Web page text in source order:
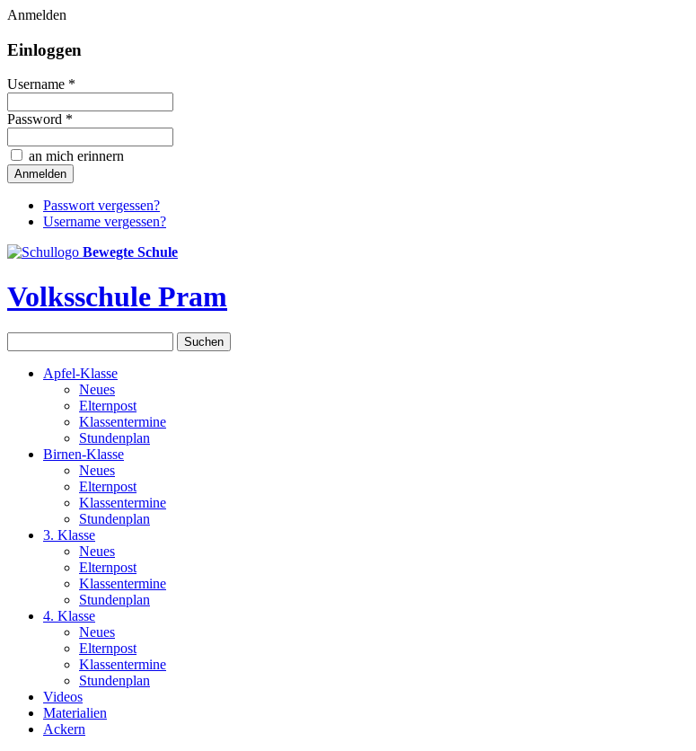
Anmelden
Einloggen
Username *
Password *
an mich erinnern
Passwort vergessen?
Username vergessen?
Bewegte Schule
Volksschule Pram
Apfel-Klasse
Neues
Elternpost
Klassentermine
Stundenplan
Birnen-Klasse
Neues
Elternpost
Klassentermine
Stundenplan
3. Klasse
Neues
Elternpost
Klassentermine
Stundenplan
4. Klasse
Neues
Elternpost
Klassentermine
Stundenplan
Videos
Materialien
Ackern